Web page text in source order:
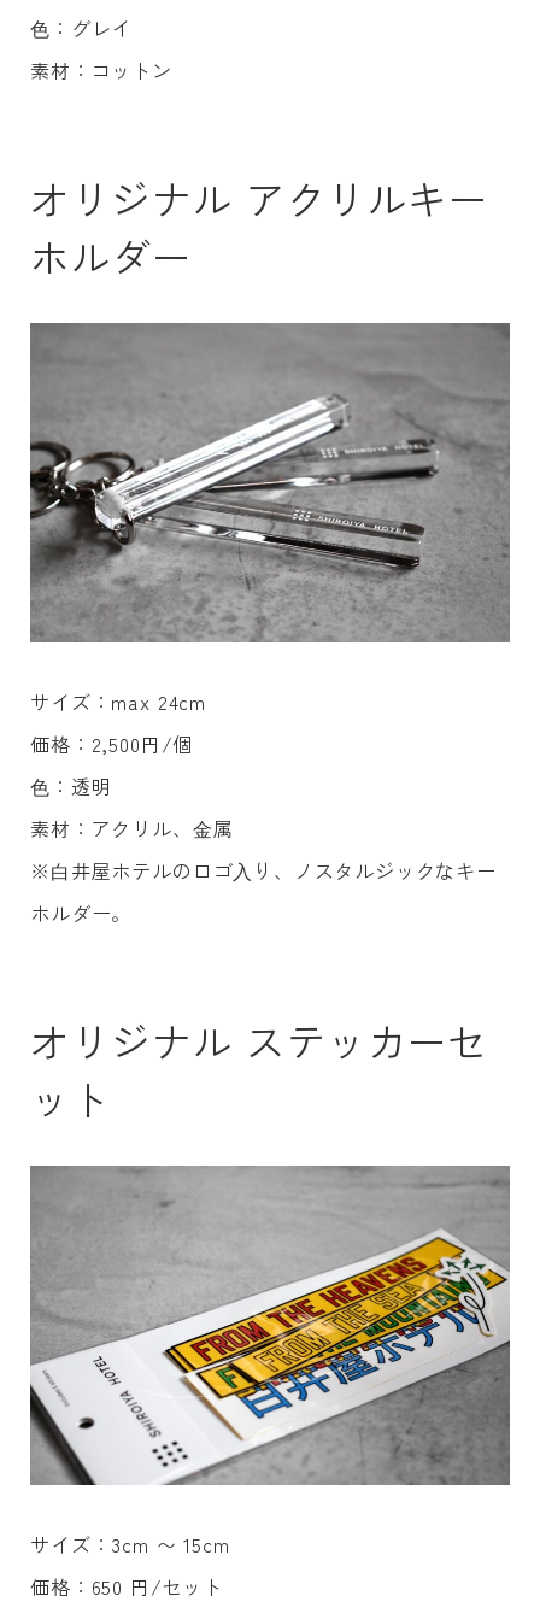
⾊：グレイ
素材：コットン
オリジナル アクリルキー
ホルダー
サイズ：max 24cm
価格：2,500円/個
⾊：透明
素材：アクリル、⾦属
※⽩井屋ホテルのロゴ⼊り、ノスタルジックなキー
ホルダー。
オリジナル ステッカーセ
ット
サイズ：3cm 〜 15cm
価格：650 円/セット